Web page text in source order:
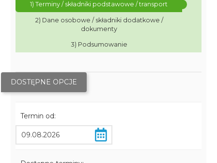
1) Terminy / składniki podstawowe / transport
2) Dane osobowe / składniki dodatkowe /
dokumenty
3) Podsumowanie
DOSTĘPNE OPCJE
Termin od: